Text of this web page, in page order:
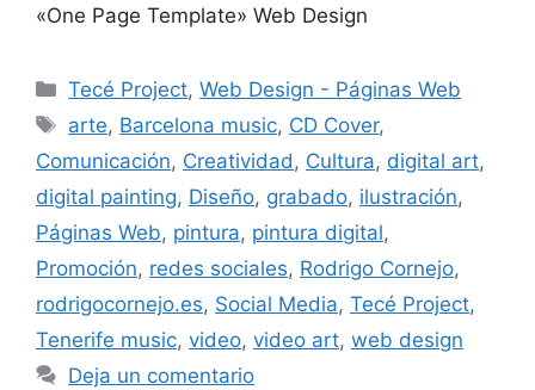
«One Page Template» Web Design
Tecé Project,Web Design - Páginas Web
arte, Barcelona music, CD Cover,
Comunicación, Creatividad, Cultura, digital art,
digital painting, Diseño, grabado, ilustración,
Páginas Web, pintura, pintura digital,
Promoción, redes sociales, Rodrigo Cornejo,
rodrigocornejo.es, Social Media, Tecé Project,
Tenerife music, video, video art, web design
Deja un comentario